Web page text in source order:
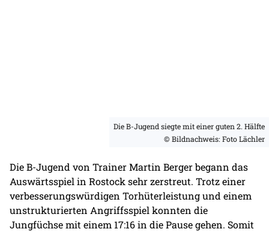
Die B-Jugend siegte mit einer guten 2. Hälfte
© Bildnachweis: Foto Lächler
Die B-Jugend von Trainer Martin Berger begann das
Auswärtsspiel in Rostock sehr zerstreut. Trotz einer
verbesserungswürdigen Torhüterleistung und einem
unstrukturierten Angriffsspiel konnten die
Jungfüchse mit einem 17:16 in die Pause gehen. Somit